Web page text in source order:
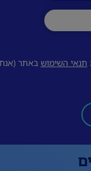
תנאי השימוש באתר